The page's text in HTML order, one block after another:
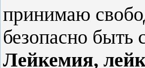
принимаю
безопасно быть
Лейкемия,